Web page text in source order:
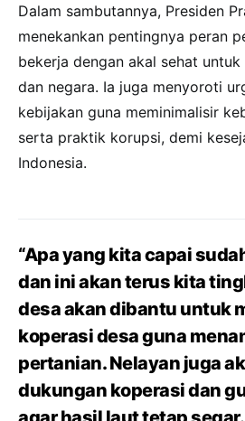
Dalam sambutannya, Presiden
menekankan pentingnya peran
bekerja dengan akal sehat
dan negara. Ia juga menyoroti
kebijakan guna meminimalisir
serta praktik korupsi, demi
Indonesia.
“Apa yang kita capai
dan ini akan terus kita
desa akan dibantu untuk
koperasi desa guna
pertanian. Nelayan juga
dukungan koperasi dan